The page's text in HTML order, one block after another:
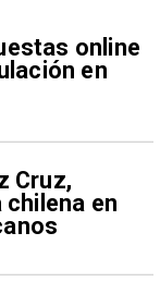
online
en
Cruz,
en